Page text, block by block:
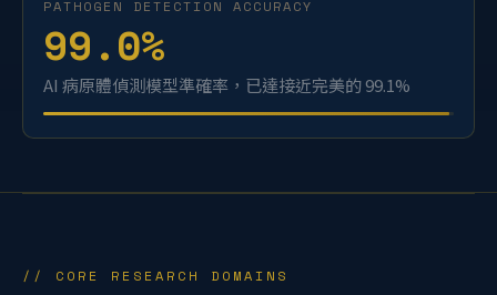
PATHOGEN DETECTION ACCURACY
99.0%
AI 病原體偵測模型準確率，已達接近完美的 99.1%
// CORE RESEARCH DOMAINS